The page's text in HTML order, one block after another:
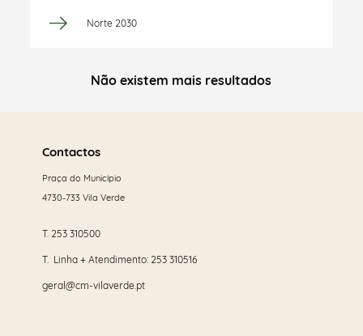
Norte 2030
Não existem mais resultados
maisContactos
Praça do Município
4730-733 Vila Verde
T. 253 310500
T. Linha + Atendimento: 253 310516
geral@cm-vilaverde.pt